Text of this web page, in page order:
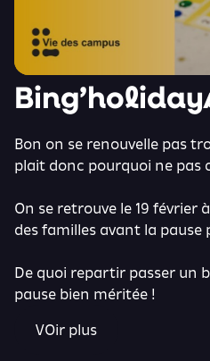
Bon on se renouvelle pas
plait donc pourquoi ne pas
On se retrouve le 19 février
des familles avant la pause
De quoi repartir passer un
pause bien méritée !
VOir plus